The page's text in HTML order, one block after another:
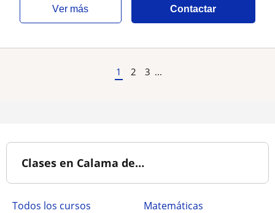
ver más Contactar
1 2 3 ...
Clases en Calama de…
Todos los cursos
Matemáticas